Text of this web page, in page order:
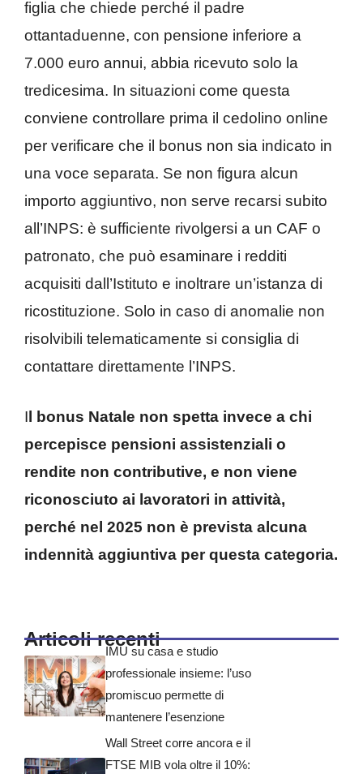
figlia che chiede perché il padre
ottantaduenne, con pensione inferiore a
7.000 euro annui, abbia ricevuto solo la
tredicesima. In situazioni come questa
conviene controllare prima il cedolino online
per verificare che il bonus non sia indicato in
una voce separata. Se non figura alcun
importo aggiuntivo, non serve recarsi subito
all’INPS: è sufficiente rivolgersi a un CAF o
patronato, che può esaminare i redditi
acquisiti dall’Istituto e inoltrare un’istanza di
ricostituzione. Solo in caso di anomalie non
risolvibili telematicamente si consiglia di
contattare direttamente l’INPS.
I l bonus Natale non spetta invece a chi
percepisce pensioni assistenziali o
rendite non contributive, e non viene
riconosciuto ai lavoratori in attività,
perché nel 2025 non è prevista alcuna
indennità aggiuntiva per questa categoria.
Articoli recenti
IMU su casa e studio
professionale insieme: l’uso
promiscuo permette di
mantenere l’esenzione
Wall Street corre ancora e il
FTSE MIB vola oltre il 10%: